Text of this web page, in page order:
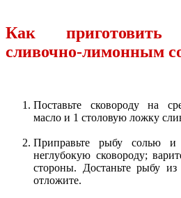
Как
сливочно-лимонным
Поставьте сковороду на
масло и 1 столовую ложку
Приправьте рыбу солью
неглубокую сковороду;
стороны. Достаньте рыбу
отложите.